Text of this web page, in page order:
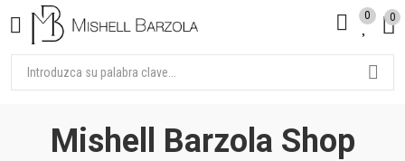
0 0
Mishell Barzola Shop